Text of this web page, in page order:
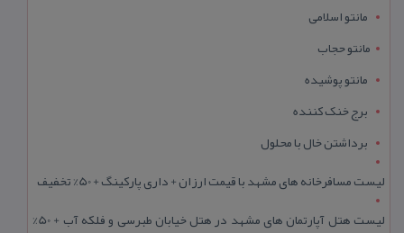
مانتو اسلامی
مانتو حجاب
مانتو پوشیده
برج خنک کننده
برداشتن خال با محلول
لیست مسافرخانه های مشهد با قیمت ارزان + داری پارکینگ + 50% تخفیف
لیست هتل آپارتمان های مشهد در هتل خیابان طبرسی و فلکه آب + 50%